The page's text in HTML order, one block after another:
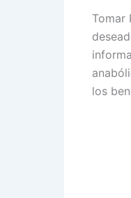
Tomar
los